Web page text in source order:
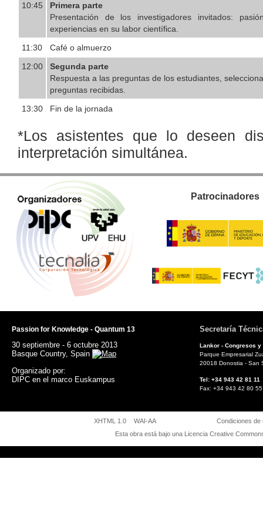
10:45
Primera parte
Presentación de los investigadores invitados:
experiencias en su labor científica.
11:30
Café o almuerzo
12:00
Segunda parte
Respuesta a las preguntas de los estudiantes,
preguntas recibidas.
13:30
Fin de la jornada
*Los asistentes que lo deseen
interpretación simultánea.
Patrocinadores
Passion for Knowledge - Quantum 13
30 septiembre - 6 octubre 2013
Basque Country, Spain
Organizado por:
DIPC en el marco Euskampus
Secretaría
Lankor - Congresos
Parque Empresarial
20018 Donostia - San
Tel: +34 943 42
Fax: +34 943 42
XHTML 1.0 WAI-AA
Condiciones de
Esta obra está bajo una Licencia Creative